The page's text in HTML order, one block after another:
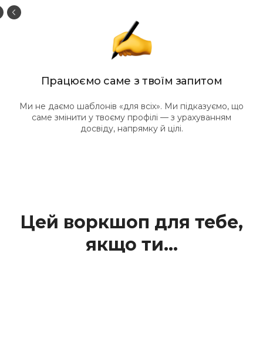
Працюємо саме з твоїм запитом
Ми не даємо шаблонів «для всіх». Ми підказуємо, що
саме змінити у твоєму профілі — з урахуванням
досвіду, напрямку й цілі.
Цей воркшоп для тебе,
якщо ти…